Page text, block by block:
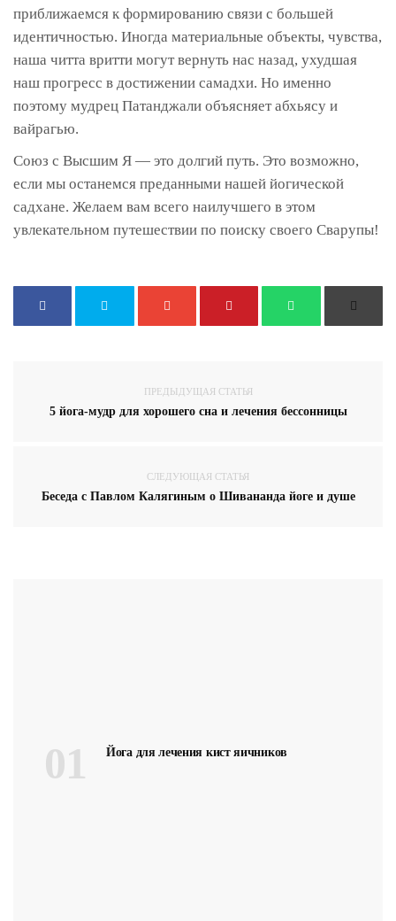
приближаемся к формированию связи с большей
идентичностью. Иногда материальные объекты, чувства,
наша читта вритти могут вернуть нас назад, ухудшая
наш прогресс в достижении самадхи. Но именно
поэтому мудрец Патанджали объясняет абхьясу и
вайрагью.
Союз с Высшим Я — это долгий путь. Это возможно,
если мы останемся преданными нашей йогической
садхане. Желаем вам всего наилучшего в этом
увлекательном путешествии по поиску своего Сварупы!
ПРЕДЫДУЩАЯ СТАТЬЯ
5 йога-мудр для хорошего сна и лечения бессонницы
СЛЕДУЮЩАЯ СТАТЬЯ
Беседа с Павлом Калягиным о Шивананда йоге и душе
01 Йога для лечения кист яичников